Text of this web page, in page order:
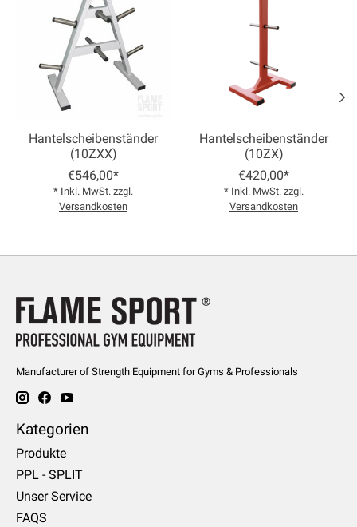
Hantelscheibenständer
(10ZXX)
€546,00*
* Inkl. MwSt. zzgl.
Versandkosten
Hantelscheibenständer
(10ZX)
€420,00*
* Inkl. MwSt. zzgl.
Versandkosten
Manufacturer of Strength Equipment for Gyms & Professionals
Kategorien
Produkte
PPL - SPLIT
Unser Service
FAQS